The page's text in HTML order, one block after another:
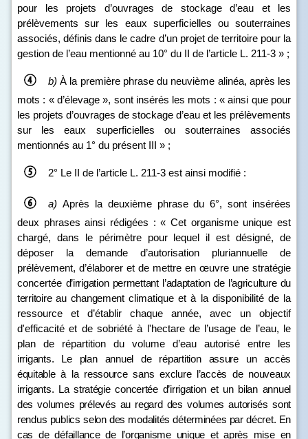
pour les projets d’ouvrages de stockage d’eau et les
prélèvements sur les eaux superficielles ou souterraines
associés, définis dans le cadre d’un projet de territoire pour la
gestion de l’eau mentionné au 10° du II de l’article L. 211‑3 » ;
b) À la première phrase du neuvième alinéa, après les
mots : « d’élevage », sont insérés les mots : « ainsi que pour
les projets d’ouvrages de stockage d’eau et les prélèvements
sur les eaux superficielles ou souterraines associés
mentionnés au 1° du présent III » ;
2° Le II de l’article L. 211‑3 est ainsi modifié :
a) Après la deuxième phrase du 6°, sont insérées
deux phrases ainsi rédigées : « Cet organisme unique est
chargé, dans le périmètre pour lequel il est désigné, de
déposer la demande d’autorisation pluriannuelle de
prélèvement, d’élaborer et de mettre en œuvre une stratégie
concertée d’irrigation permettant l’adaptation de l’agriculture du
territoire au changementclimatique et à la disponibilité de la
ressource et d’établir chaque année, avec un objectif
d'efficacité et de sobriété à l'hectare de l’usage de l’eau, le
plan de répartition du volume d’eau autorisé entre les
irrigants. Le plan annuel de répartition assure un accès
équitable à la ressource sans exclure l’accès de nouveaux
irrigants. La stratégie concertée d’irrigation et un bilan annuel
des volumes prélevés au regard des volumes autorisés sont
rendus publics selon des modalités déterminées par décret. En
cas de défaillance de l’organisme unique et après mise en